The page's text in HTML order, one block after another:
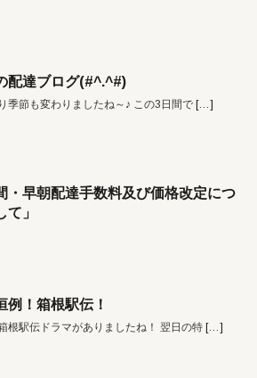
配達ブログ(#^.^#)
季節も変わりましたね～♪ この3日間で […]
・早朝配達手数料及び価格改定につ
て」
例！箱根駅伝！
根駅伝ドラマがありましたね！ 翌日の特 […]